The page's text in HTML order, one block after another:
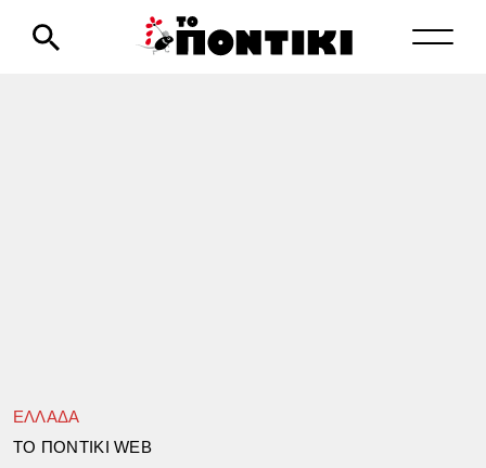
ΕΛΛΑΔΑ
TΟ ΠΟΝΤΙΚΙ WEB